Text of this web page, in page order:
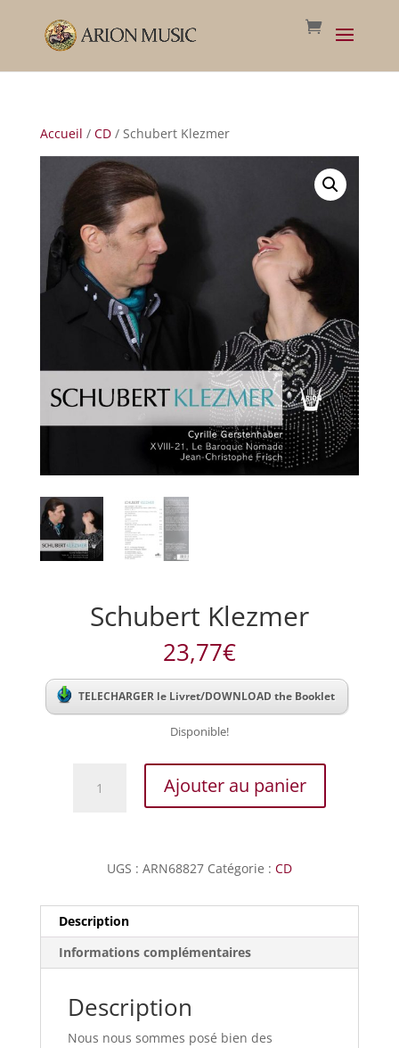
Accueil / CD/ Schubert Klezmer
Schubert Klezmer
23,77€
TELECHARGER le Livret/DOWNLOAD the Booklet
Disponible!
Ajouter au panier
UGS : ARN68827 Catégorie : CD
Description
Informations complémentaires
Description
Nous nous sommes posé bien des